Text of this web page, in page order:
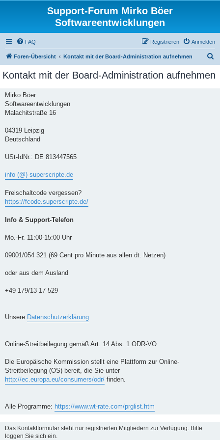
Support-Forum Mirko Böer
Softwareentwicklungen
FAQ Anmelden
Registrieren
Foren-Übersicht Kontakt mit der Board-Administration aufnehmen
c
Kontakt mit der Board-Administration aufnehmen
Mirko Böer
Softwareentwicklungen
Malachitstraße 16
04319 Leipzig
Deutschland
USt-IdNr.: DE 813447565
info (@) superscripte.de
Freischaltcode vergessen?
https://fcode.superscripte.de/
Info & Support-Telefon
Mo.-Fr. 11:00-15:00 Uhr
09001/054 321 (69 Cent pro Minute aus allen dt. Netzen)
oder aus dem Ausland
+49 179/13 17 529
Unsere Datenschutzerklärung
Online-Streitbeilegung gemäß Art. 14 Abs. 1 ODR-VO
Die Europäische Kommission stellt eine Plattform zur Online-
Streitbeilegung (OS) bereit, die Sie unter
http://ec.europa.eu/consumers/odr/ finden.
Alle Programme: https://www.wt-rate.com/prglist.htm
Das Kontaktformular steht nur registrierten Mitgliedern zur Verfügung. Bitte
loggen Sie sich ein.